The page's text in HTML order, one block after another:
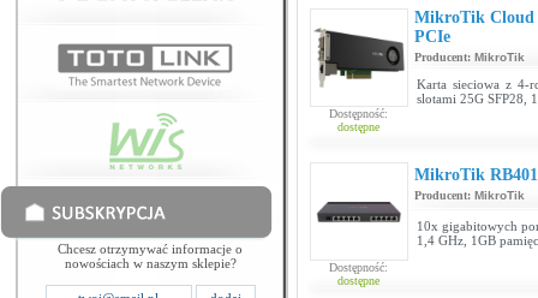
Chcesz otrzymywać informacje o
nowościach w naszym sklepie?
Dostępność:
dostępne
MikroTik Cloud
PCIe
Producent: MikroTik
Karta sieciowa z 4-
slotami 25G SFP28,
Dostępność:
dostępne
MikroTik
Producent: MikroTik
10x gigabitowych
1,4 GHz, 1GB